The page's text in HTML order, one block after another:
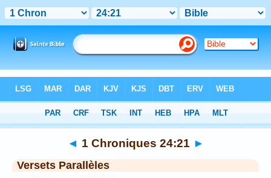
>Chapitre 24 > Verset 21
◄ 1 Chroniques 24:21 ►
Versets Parallèles